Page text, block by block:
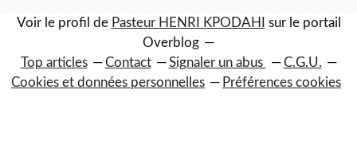
Voir le profil de Pasteur HENRI KPODAHI
sur le portail
Overblog
Top articles
Contact Signaler un abus
C.G.U.
Cookies et données personnelles
Préférences cookies